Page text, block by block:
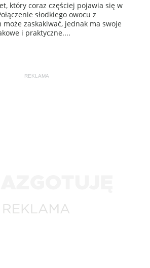
który coraz częściej pojawia się w
słodkiego owocu z
zaskakiwać, jednak ma swoje
i praktyczne....
REKLAMA